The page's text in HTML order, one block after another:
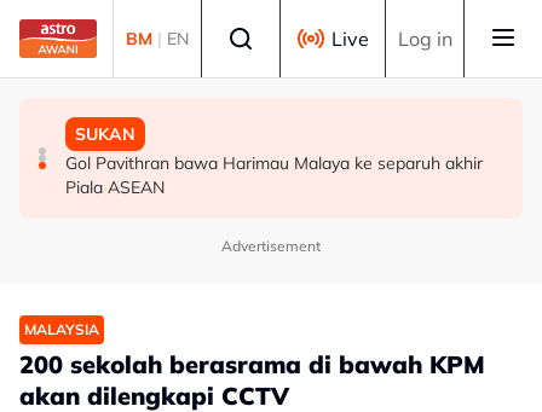
Skip to main content
BM | EN Live Log in
MALAYSIA
Berita tempatan pilihan sepanjang hari ini
MALAYSIA
Bapa lemas cuba selamatkan anak jatuh kolam ikan
SUKAN
Gol Pavithran bawa Harimau Malaya ke separuh akhir
Piala ASEAN
Advertisement
MALAYSIA
200 sekolah berasrama di bawah KPM
akan dilengkapi CCTV